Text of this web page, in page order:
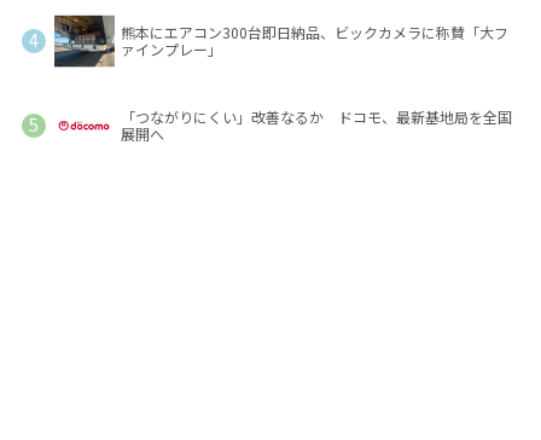
熊本にエアコン300台即日納品、ビックカメラに称賛「大フ
ァインプレー」
「つながりにくい」改善なるか ドコモ、最新基地局を全国
展開へ